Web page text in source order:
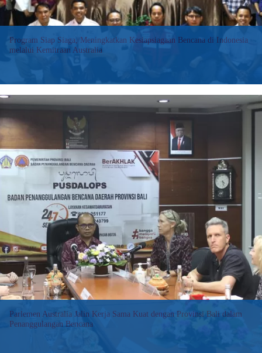
Program Siap Siaga, Meningkatkan Kesiapsiagaan Bencana di Indonesia
melalui Kemitraan Australia
Denpasar (Metrobali.com) – Program SIAP SIAGA, sebuah inisiatif
kemitraan antara Australia dan Indonesia untuk meningkatkan
kesiapsiagaan bencana, telah diluncurkan dengan tujuan utama
memperkuat kemampuan Indonesia dalam mencegah,
mempersiapkan, menanggapi, dan…
Baca selengkapnya>>
Program
Siap
Siaga,
Meningkatkan
Kesiapsiagaan
Bencana
di
Indonesia
melalui
Kemitraan
Australia
Parlemen Australia Jalin Kerja Sama Kuat dengan Provinsi Bali dalam
Penanggulangan Bencana